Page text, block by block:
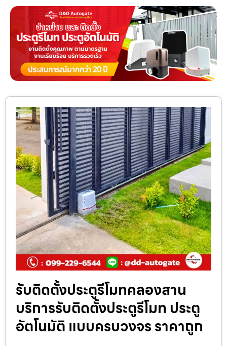
รับติดตั้งประตูรีโมทคลองสาน
บริการรับติดตั้งประตูรีโมท ประตู
อัตโนมัติ แบบครบวงจร ราคาถูก